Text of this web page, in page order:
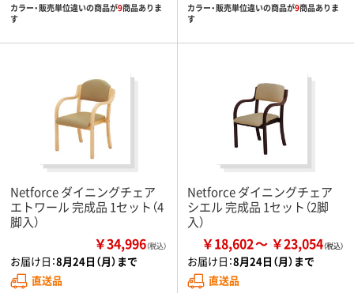
カラー・販売単位違いの商品が9商品ありま
す
カラー・販売単位違いの商品が9商品ありま
す
Netforce ダイニングチェア
エトワール 完成品 1セット（4
脚入）
￥34,996（税込）
お届け日：8月24日（月）まで
直送品
Netforce ダイニングチェア
シエル 完成品 1セット（2脚
入）
￥18,602 ￥23,054
お届け日：8月24日（月）まで
直送品